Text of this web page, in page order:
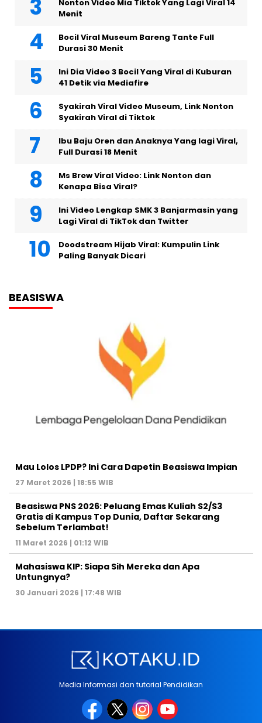
Nonton Video Mia Tiktok Yang Lagi Viral 14
Menit
Bocil Viral Museum Bareng Tante Full
Durasi 30 Menit
Ini Dia Video 3 Bocil Yang Viral di Kuburan
41 Detik via Mediafire
Syakirah Viral Video Museum, Link Nonton
Syakirah Viral di Tiktok
Ibu Baju Oren dan Anaknya Yang lagi Viral,
Full Durasi 18 Menit
Ms Brew Viral Video: Link Nonton dan
Kenapa Bisa Viral?
Ini Video Lengkap SMK 3 Banjarmasin yang
Lagi Viral di TikTok dan Twitter
Doodstream Hijab Viral: Kumpulin Link
Paling Banyak Dicari
BEASISWA
Mau Lolos LPDP? Ini Cara Dapetin Beasiswa Impian
27 Maret 2026 | 18:55 WIB
Beasiswa PNS 2026: Peluang Emas Kuliah S2/S3
Gratis di Kampus Top Dunia, Daftar Sekarang
Sebelum Terlambat!
11 Maret 2026 | 01:12 WIB
Mahasiswa KIP: Siapa Sih Mereka dan Apa
Untungnya?
30 Januari 2026 | 17:48 WIB
Media Informasi dan tutorial Pendidikan